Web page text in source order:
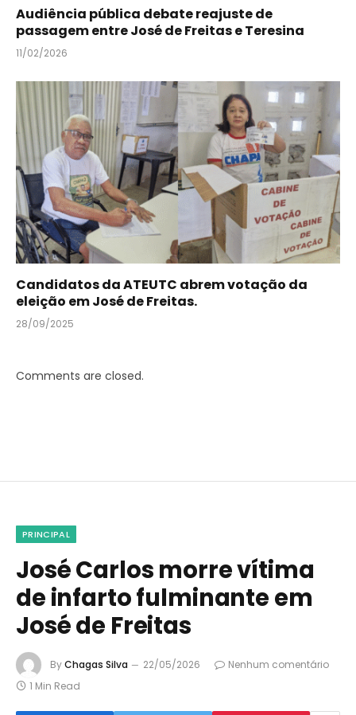
Audiência pública debate reajuste de
passagem entre José de Freitas e Teresina
11/02/2026
Candidatos da ATEUTC abrem votação da
eleição em José de Freitas.
28/09/2025
Comments are closed.
PRINCIPAL
José Carlos morre vítima
de infarto fulminante em
José de Freitas
ByChagas Silva 22/05/2026
Nenhum comentário
1 Min Read